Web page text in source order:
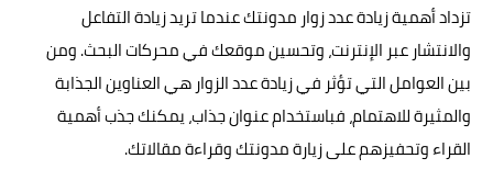
تزداد أهمية زيادة عدد زوار مدونتك عندما تريد زيادة التفاعل
والانتشار عبر الإنترنت، وتحسين موقعك في محركات البحث. ومن
بين العوامل التي تؤثر في زيادة عدد الزوار هي العناوين الجذابة
والمثيرة للاهتمام، فباستخدام عنوان جذاب، يمكنك جذب أهمية
القراء وتحفيزهم على زيارة مدونتك وقراءة مقالاتك.